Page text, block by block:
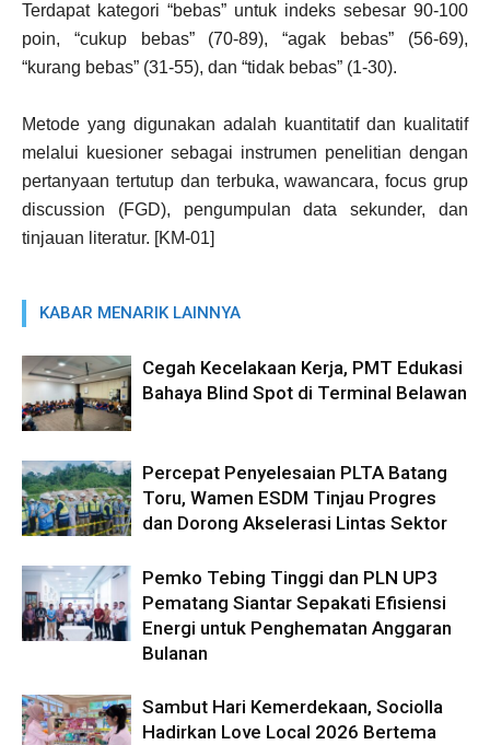
Terdapat kategori “bebas” untuk indeks sebesar 90-100
poin, “cukup bebas” (70-89), “agak bebas” (56-69),
“kurang bebas” (31-55), dan “tidak bebas” (1-30).
Metode yang digunakan adalah kuantitatif dan kualitatif
melalui kuesioner sebagai instrumen penelitian dengan
pertanyaan tertutup dan terbuka, wawancara, focus grup
discussion (FGD), pengumpulan data sekunder, dan
tinjauan literatur. [KM-01]
KABAR MENARIK LAINNYA
Cegah Kecelakaan Kerja, PMT Edukasi
Bahaya Blind Spot di Terminal Belawan
Percepat Penyelesaian PLTA Batang
Toru, Wamen ESDM Tinjau Progres
dan Dorong Akselerasi Lintas Sektor
Pemko Tebing Tinggi dan PLN UP3
Pematang Siantar Sepakati Efisiensi
Energi untuk Penghematan Anggaran
Bulanan
Sambut Hari Kemerdekaan, Sociolla
Hadirkan Love Local 2026 Bertema